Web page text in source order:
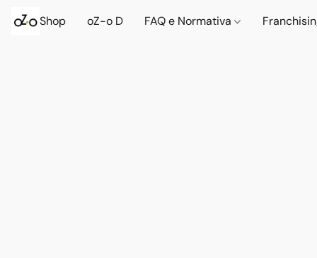
Shop oZ-o D FAQ e Normativa